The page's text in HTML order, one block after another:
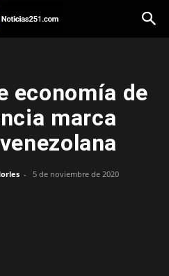
economía de
marca
- 5 de noviembre de 2020